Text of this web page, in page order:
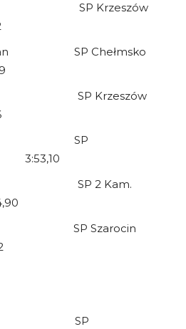
SP Krzeszów
SP Chełmsko
SP Krzeszów
SP
SP 2 Kam.
SP Szarocin
SP